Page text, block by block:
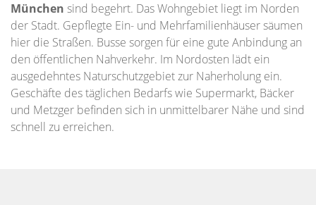
München sind begehrt. Das Wohngebiet liegt im Norden
der Stadt. Gepflegte Ein- und Mehrfamilienhäuser säumen
hier die Straßen. Busse sorgen für eine gute Anbindung an
den öffentlichen Nahverkehr. Im Nordosten lädt ein
ausgedehntes Naturschutzgebiet zur Naherholung ein.
Geschäfte des täglichen Bedarfs wie Supermarkt, Bäcker
und Metzger befinden sich in unmittelbarer Nähe und sind
schnell zu erreichen.